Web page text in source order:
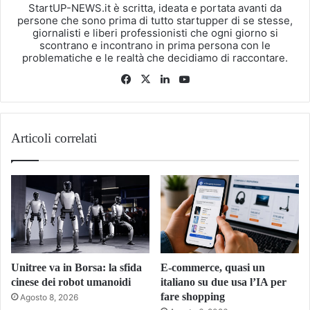
StartUP-NEWS.it è scritta, ideata e portata avanti da
persone che sono prima di tutto startupper di se stesse,
giornalisti e liberi professionisti che ogni giorno si
scontrano e incontrano in prima persona con le
problematiche e le realtà che decidiamo di raccontare.
Facebook
X LinkedIn
Articoli correlati
Unitree va in Borsa: la sfida
cinese dei robot umanoidi
Agosto 8, 2026
E-commerce, quasi un
italiano su due usa l’IA per
fare shopping